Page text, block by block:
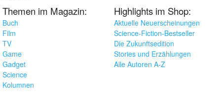
Themen im Magazin:
Buch
Film
TV
Game
Gadget
Science
Kolumnen
Highlights im Shop:
Aktuelle Neuerscheinungen
Science-Fiction-Bestseller
Die Zukunftsedition
Stories und Erzählungen
Alle Autoren A-Z